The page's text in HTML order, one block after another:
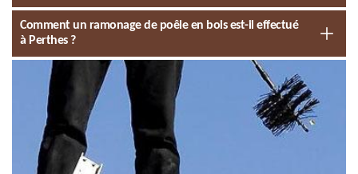
Comment un ramonage de poêle en bois est-il effectué
à Perthes ?